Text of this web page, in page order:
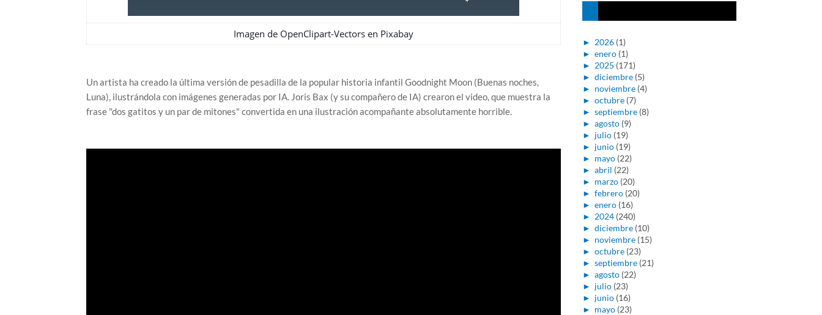
Imagen de OpenClipart-Vectorsen Pixabay
Un artista ha creado la última versión de pesadilla de la popular historia infantil Goodnight Moon (Buenas noches,
Luna), ilustrándola con imágenes generadas por IA. Joris Bax (y su compañero de IA) crearon el video, que muestra la
frase "dos gatitos y un par de mitones" convertida en una ilustración acompañante absolutamente horrible.
► 2026 (1)
► enero (1)
► 2025 (171)
► diciembre (5)
► noviembre (4)
► octubre (7)
► septiembre (8)
► agosto (9)
► julio (19)
► junio (19)
► mayo (22)
► abril (22)
► marzo (20)
► febrero (20)
► enero (16)
► 2024 (240)
► diciembre (10)
► noviembre (15)
► octubre (23)
► septiembre (21)
► agosto (22)
► julio (23)
► junio (16)
► mayo (23)